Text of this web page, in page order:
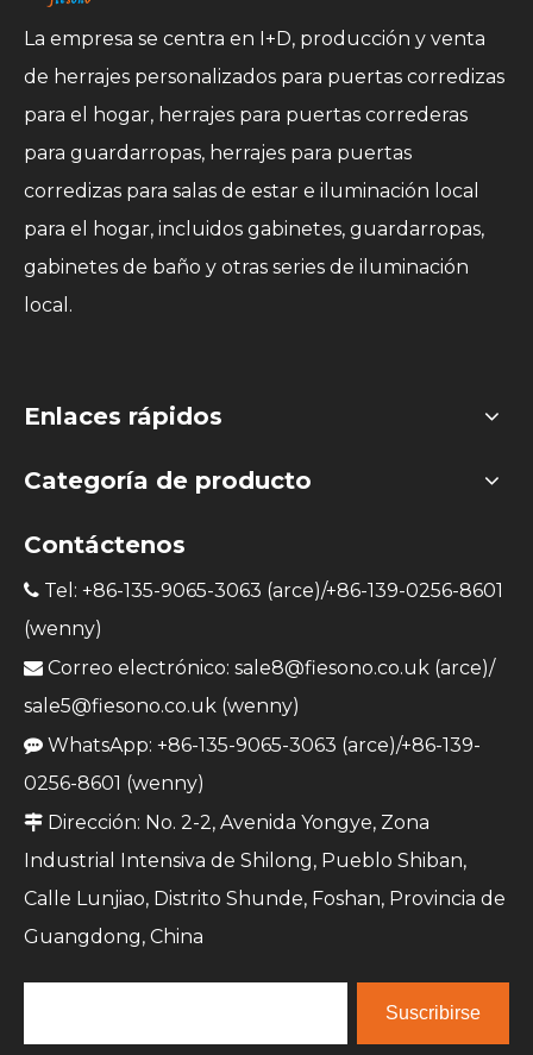
La empresa se centra en I+D, producción y venta
de herrajes personalizados para puertas corredizas
para el hogar, herrajes para puertas correderas
para guardarropas, herrajes para puertas
corredizas para salas de estar e iluminación local
para el hogar, incluidos gabinetes, guardarropas,
gabinetes de baño y otras series de iluminación
local.
Enlaces rápidos
Categoría de producto
Contáctenos
 Tel: +86-135-9065-3063 (arce)/+86-139-0256-8601
(wenny)
 Correo electrónico: sale8@fiesono.co.uk (arce)/
sale5@fiesono.co.uk (wenny)
 WhatsApp: +86-135-9065-3063 (arce)/+86-139-
0256-8601 (wenny)
 Dirección: No. 2-2, Avenida Yongye, Zona
Industrial Intensiva de Shilong, Pueblo Shiban,
Calle Lunjiao, Distrito Shunde, Foshan, Provincia de
Guangdong, China
Suscribirse